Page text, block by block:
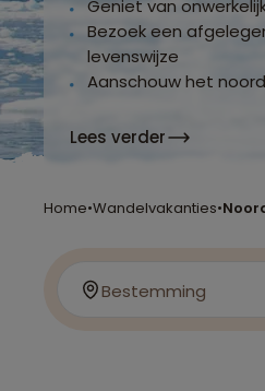
Geniet van
Bezoek een
levenswijze
Aanschouw het
Lees verder
Home•Wandelvakanties•
Bestemming